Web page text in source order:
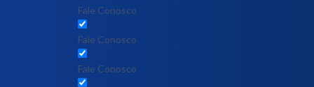
Fale Conosco
Fale Conosco
Fale Conosco